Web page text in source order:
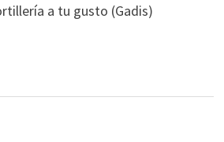
a tu gusto (Gadis)